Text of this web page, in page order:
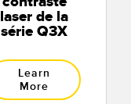
laser de la
série Q3X
Learn
More